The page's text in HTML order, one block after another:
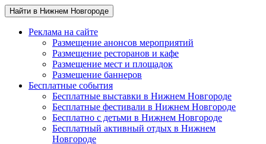
Найти в Нижнем Новгороде
Реклама на сайте
Размещение анонсов мероприятий
Размещение ресторанов и кафе
Размещение мест и площадок
Размещение баннеров
Бесплатные события
Бесплатные выставки в Нижнем Новгороде
Бесплатные фестивали в Нижнем Новгороде
Бесплатно с детьми в Нижнем Новгороде
Бесплатный активный отдых в Нижнем
Новгороде